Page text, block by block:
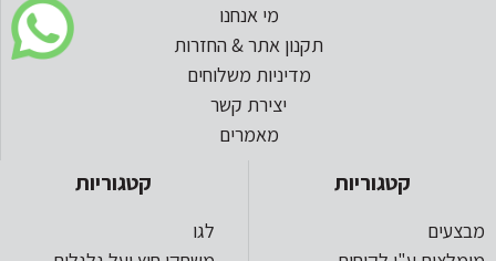
מי אנחנו
תקנון אתר & החזרות
מדיניות משלוחים
יצירת קשר
מאמרים
קטגוריות
מבצעים
קטגוריות
לגו